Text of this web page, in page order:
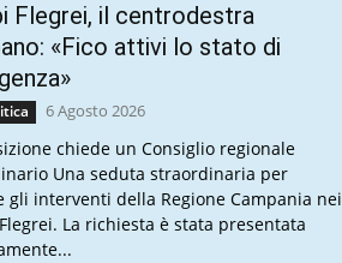
Flegrei, il centrodestra
«Fico attivi lo stato di
6 Agosto 2026
chiede un Consiglio regionale
Una seduta straordinaria per
gli interventi della Regione Campania nei
La richiesta è stata presentata